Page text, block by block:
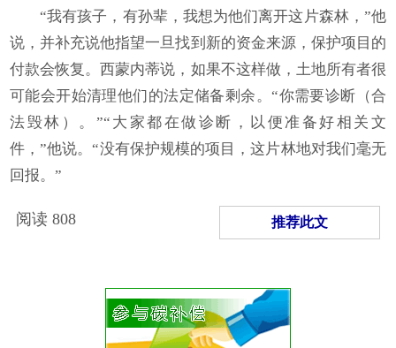
“我有孩子，有孙辈，我想为他们离开这片森林，”他
说，并补充说他指望一旦找到新的资金来源，保护项目的
付款会恢复。西蒙内蒂说，如果不这样做，土地所有者很
可能会开始清理他们的法定储备剩余。“你需要诊断（合
法毁林）。”“大家都在做诊断，以便准备好相关文
件，”他说。“没有保护规模的项目，这片林地对我们毫无
回报。”
阅读 808 推荐此文